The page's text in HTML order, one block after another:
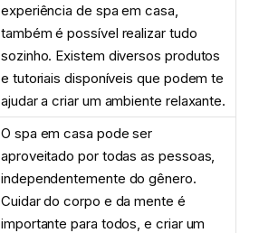
experiência de spa em casa,
também é possível realizar tudo
sozinho. Existem diversos produtos
e tutoriais disponíveis que podem te
ajudar a criar um ambiente relaxante.
O spa em casa pode ser
aproveitado por todas as pessoas,
independentemente do gênero.
Cuidar do corpo e da mente é
importante para todos, e criar um